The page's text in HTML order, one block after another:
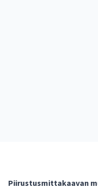
Piirustusmittakaavan